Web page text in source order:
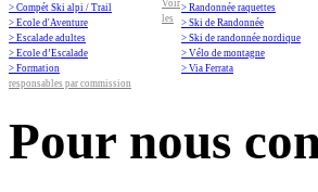
> Compét Ski alpi / Trail
> Ecole d'Aventure
> Escalade adultes
> Ecole d’Escalade
> Formation
> Randonnée raquettes
> Ski de Randonnée
> Ski de randonnée nordique
> Vélo de montagne
> Via Ferrata
Voir
les
responsables par commission
Pour nous